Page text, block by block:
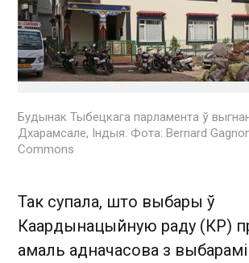
Будынак Тыбецкага парламента ў
Дхарамсале, Індыя. Фота: Bernard
Commons
Так супала, што выбары ў
Каардынацыйную раду (КР)
амаль адначасова з